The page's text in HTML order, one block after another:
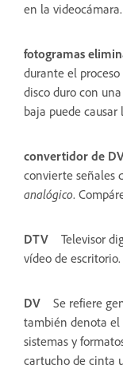
en la videocámara.
fotogramas
durante el
disco duro con
baja puede
convertidor de
convierte señales
analógico.
DTV
Televisor
vídeo de escritorio.
DV Se refiere
también denota el
sistemas y
cartucho de cinta